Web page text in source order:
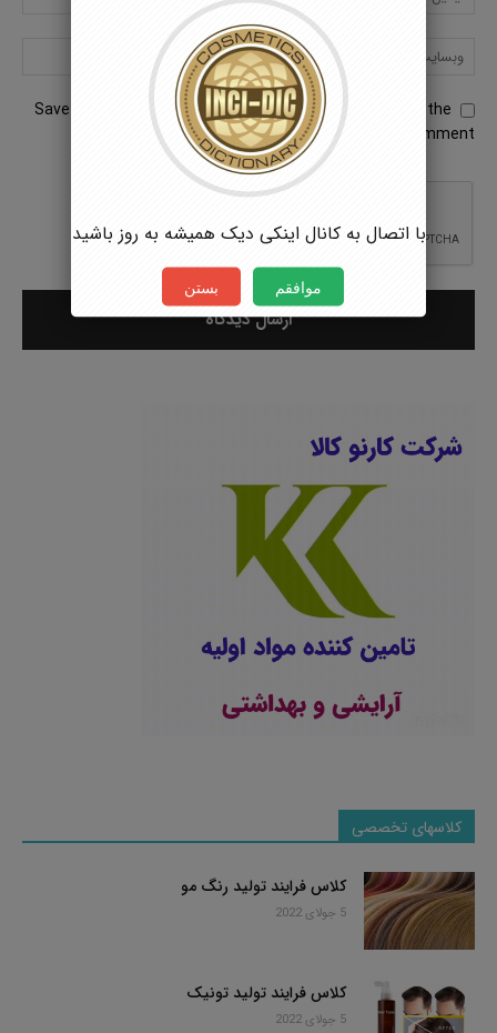
Save my name, email, and website in this browser for the
next time I comment.
کلاسهای تخصصی
کلاس فرایند تولید رنگ مو
5 جولای 2022
کلاس فرایند تولید تونیک
5 جولای 2022
با اتصال به کانال اینکی دیک همیشه به روز باشید
موافقم بستن